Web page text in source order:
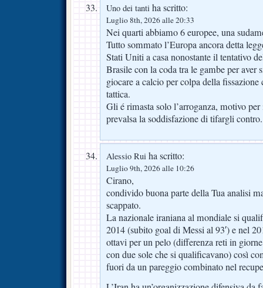
Uno dei tanti ha scritto:
Luglio 8th, 2026 alle 20:33
Nei quarti abbiamo 6 europee, una
Tutto sommato l’Europa ancora detta
Stati Uniti a casa nonostante il tentativo
Brasile con la coda tra le gambe per aver
giocare a calcio per colpa della
tattica.
Gli é rimasta solo l’arroganza, motivo
prevalsa la soddisfazione di tifargli contro.
Alessio Rui ha scritto:
Luglio 9th, 2026 alle 10:26
Cirano,
condivido buona parte della Tua analisi
scappato.
La nazionale iraniana al mondiale si
2014 (subito goal di Messi al 93′) e nel
ottavi per un pelo (differenza reti in
con due sole che si qualificavano) così
fuori da un pareggio combinato nel